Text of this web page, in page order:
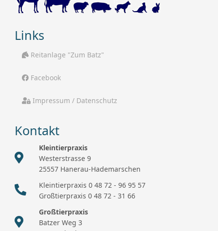
Links
Reitanlage "Zum Batz"
Facebook
Impressum / Datenschutz
Kontakt
Kleintierpraxis
Westerstrasse 9
25557 Hanerau-Hademarschen
Kleintierpraxis 0 48 72 - 96 95 57
Großtierpraxis 0 48 72 - 31 66
Großtierpraxis
Batzer Weg 3